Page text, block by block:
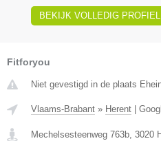
BEKIJK VOLLEDIG PROFIEL
Fitforyou
Niet gevestigd in de plaats
Vlaams-Brabant » Herent
Mechelsesteenweg 763b, 3020